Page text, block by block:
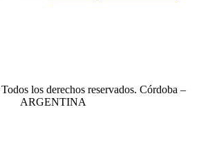
los derechos reservados. Córdoba –
ARGENTINA